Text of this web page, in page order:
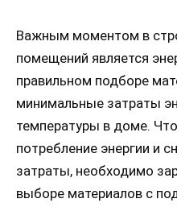
Важным моментом в
помещений является
правильном подборе
минимальные затраты
температуры в доме.
потребление энергии и
затраты, необходимо
выборе материалов с